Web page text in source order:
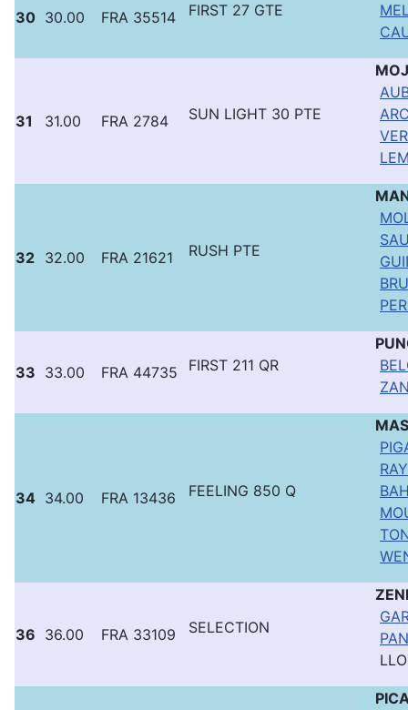
30 30.00 FRA 35514 FIRST 27 GTE
31 31.00 FRA 2784 SUN LIGHT 30 PTE
32 32.00 FRA 21621 RUSH PTE
33 33.00 FRA 44735 FIRST 211 QR
34 34.00 FRA 13436 FEELING 850 Q
36 36.00 FRA 33109 SELECTION